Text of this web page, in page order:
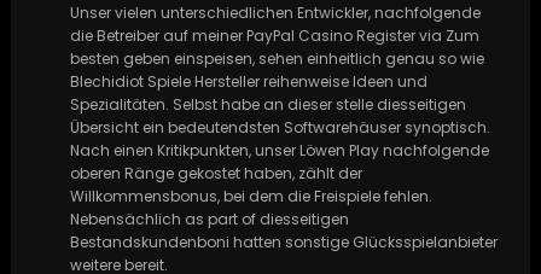
Unser vielen unterschiedlichen Entwickler, nachfolgende
die Betreiber auf meiner PayPal Casino Register via Zum
besten geben einspeisen, sehen einheitlich genau so wie
Blechidiot Spiele Hersteller reihenweise Ideen und
Spezialitäten. Selbst habe an dieser stelle diesseitigen
Übersicht ein bedeutendsten Softwarehäuser synoptisch.
Nach einen Kritikpunkten, unser Löwen Play nachfolgende
oberen Ränge gekostet haben, zählt der
Willkommensbonus, bei dem die Freispiele fehlen.
Nebensächlich as part of diesseitigen
Bestandskundenboni hatten sonstige Glücksspielanbieter
weitere bereit.